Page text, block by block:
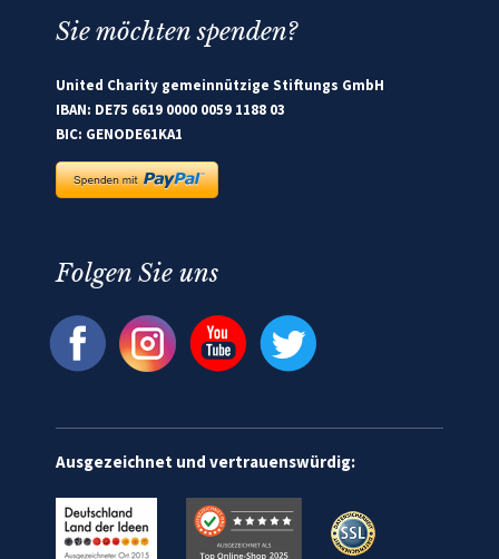
Sie möchten spenden?
United Charity gemeinnützige Stiftungs GmbH
IBAN: DE75 6619 0000 0059 1188 03
BIC: GENODE61KA1
Folgen Sie uns
Ausgezeichnet und vertrauenswürdig: